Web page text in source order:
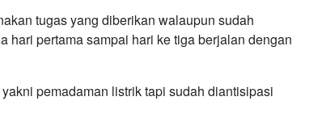
tugas yang diberikan walaupun sudah
hari pertama sampai hari ke tiga berjalan dengan
pemadaman listrik tapi sudah diantisipasi